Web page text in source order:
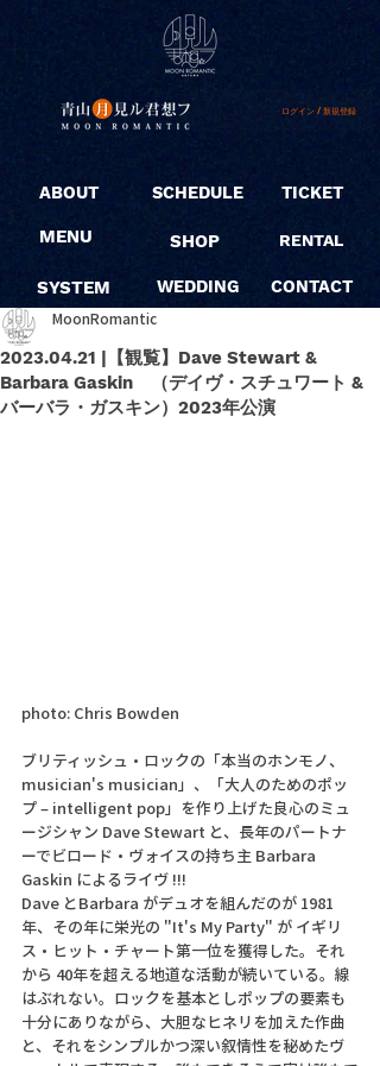
ログイン / 新規登録
ABOUT
MENU
SYSTEM
SCHEDULE
SHOP
WEDDING
TICKET
RENTAL
CONTACT
2023.04.21 |【観覧】Dave Stewart &
Barbara Gaskin （デイヴ・スチュワート &
バーバラ・ガスキン）2023年公演
MoonRomantic
photo: Chris Bowden
ブリティッシュ・ロックの「本当のホンモノ、
musician's musician」、「大人のためのポッ
プ – intelligent pop」を作り上げた良心のミュ
ージシャン Dave Stewart と、長年のパートナ
ーでビロード・ヴォイスの持ち主 Barbara
Gaskin によるライヴ !!!
Dave とBarbara がデュオを組んだのが 1981
年、その年に栄光の "It's My Party" が イギリ
ス・ヒット・チャート第一位を獲得した。それ
から 40年を超える地道な活動が続いている。線
はぶれない。ロックを基本としポップの要素も
十分にありながら、大胆なヒネリを加えた作曲
と、それをシンプルかつ深い叙情性を秘めたヴ